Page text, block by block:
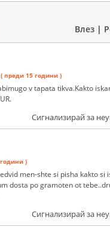
Влез |
( преди 15 години )
v tapata tikva.Kakto
Сигнализирай за
)
men-shte si pisha kakto si
dosta po gramoten ot
Сигнализирай за